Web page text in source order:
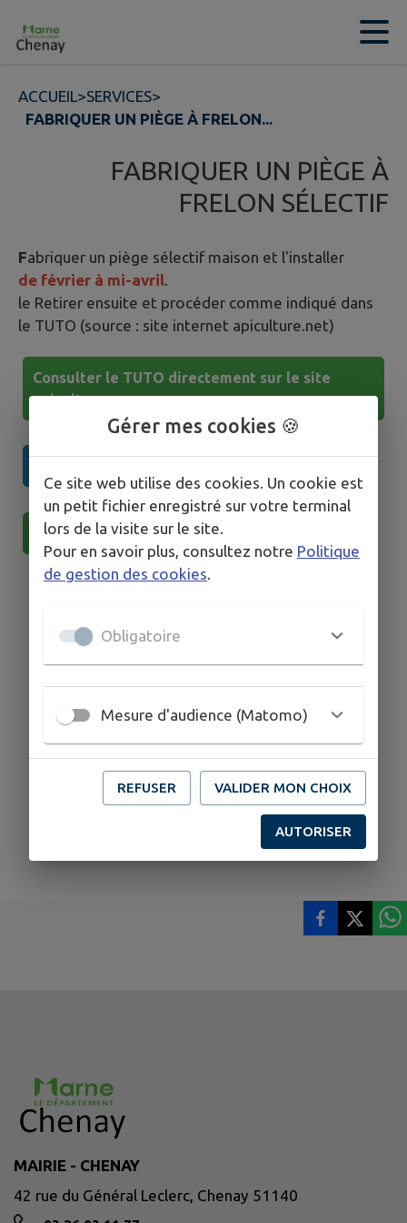
Contenu
ACCUEIL>SERVICES>
FABRIQUER UN PIÈGE À FRELON...
FABRIQUER UN PIÈGE À
FRELON SÉLECTIF
Fabriquer un piège sélectif maison et l'installer
de février à mi-avril.
le Retirer ensuite et procéder comme indiqué dans
le TUTO (source : site internet apiculture.net)
Consulter le TUTO directement sur le site
apiculture
accéder au texte du TUTO
MAIRIE - CHENAY
42 rue du Général Leclerc, Chenay 51140
Gérer mes cookies 🍪
Ce site web utilise des cookies. Un cookie est
un petit fichier enregistré sur votre terminal
lors de la visite sur le site.
Pour en savoir plus, consultez notre Politique
de gestion des cookies
Obligatoire
Mesure d'audience (Matomo)
REFUSER VALIDER MON CHOIX
AUTORISER